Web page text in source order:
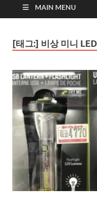
MAIN MENU
[태그:] 비상 미니